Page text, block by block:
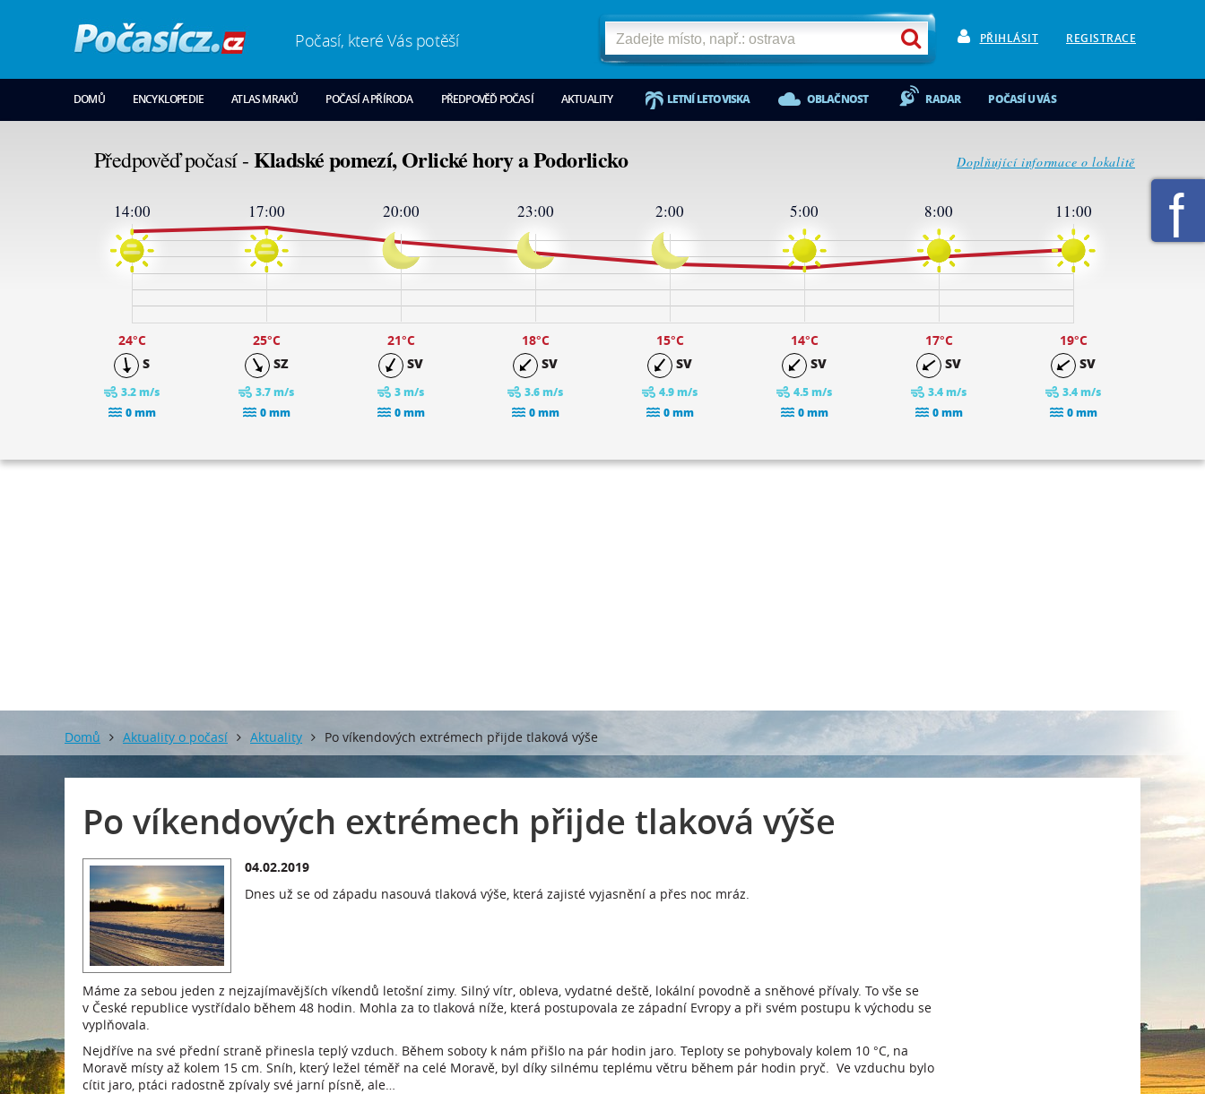
Počasí, které Vás potěší PŘIHLÁSIT REGISTRACE
DOMŮ ENCYKLOPEDIE ATLAS MRAKŮ POČASÍ A PŘÍRODA PŘEDPOVĚĎ POČASÍ AKTUALITY LETNÍ LETOVISKA OBLAČNOST RADAR POČASÍ U VÁS
Předpověď počasí -Kladské pomezí, Orlické hory a Podorlicko Doplňující informace o lokalitě
14:00
24°C
S
3.2 m/s
0 mm
17:00
25°C
SZ
3.7 m/s
0 mm
20:00
21°C
SV
3 m/s
0 mm
23:00
18°C
SV
3.6 m/s
0 mm
2:00
15°C
SV
4.9 m/s
0 mm
5:00
14°C
SV
4.5 m/s
0 mm
8:00
17°C
SV
3.4 m/s
0 mm
11:00
19°C
SV
3.4 m/s
0 mm
26
24
19
Domů Aktuality o počasí Aktuality Po víkendových extrémech přijde tlaková výše
Po víkendových extrémech přijde tlaková výše
04.02.2019
Dnes už se od západu nasouvá tlaková výše, která zajisté vyjasnění a přes noc mráz.
Máme za sebou jeden z nejzajímavějších víkendů letošní zimy. Silný vítr, obleva, vydatné deště, lokální povodně a sněhové přívaly. To vše se
v České republice vystřídalo během 48 hodin. Mohla za to tlaková níže, která postupovala ze západní Evropy a při svém postupu k východu se
vyplňovala.
Nejdříve na své přední straně přinesla teplý vzduch. Během soboty k nám přišlo na pár hodin jaro. Teploty se pohybovaly kolem 10 °C, na
Moravě místy až kolem 15 cm. Sníh, který ležel téměř na celé Moravě, byl díky silnému teplému větru během pár hodin pryč. Ve vzduchu bylo
cítit jaro, ptáci radostně zpívaly své jarní písně, ale…